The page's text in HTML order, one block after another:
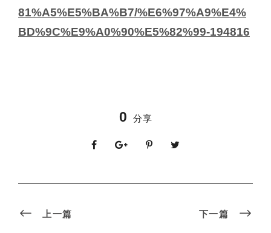
81%A5%E5%BA%B7/%E6%97%A9%E4%
BD%9C%E9%A0%90%E5%82%99-194816
0 分享
上一篇 下一篇